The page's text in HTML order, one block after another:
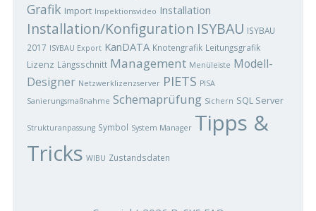
Grafik Import Inspektionsvideo Installation
Installation/Konfiguration ISYBAU ISYBAU
2017 ISYBAU Export KanDATA Knotengrafik Leitungsgrafik
Lizenz Längsschnitt Management Menüleiste Modell-
Designer Netzwerklizenzserver PIETS PISA
Sanierungsmaßnahme Schemaprüfung Sichern SQL Server
Strukturanpassung Symbol System Manager Tipps &
Tricks WIBU Zustandsdaten